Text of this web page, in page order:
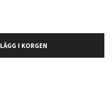
LÄGG I KORGEN